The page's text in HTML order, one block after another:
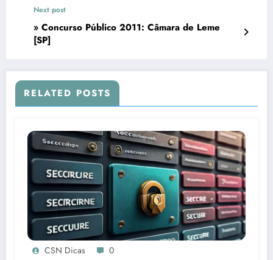
Next post
» Concurso Público 2011: Câmara de Leme
[SP]
RELATED POSTS
CSN Dicas 0